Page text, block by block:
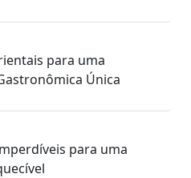
para uma
Única
para uma